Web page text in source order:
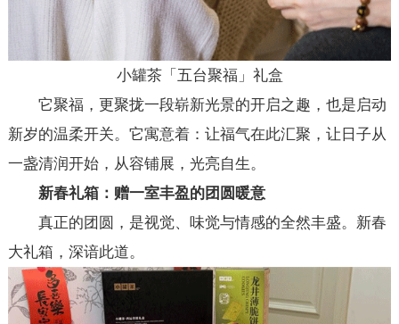
小罐茶「五台聚福」礼盒
它聚福，更聚拢一段崭新光景的开启之趣，也是启动
新岁的温柔开关。它寓意着：让福气在此汇聚，让日子从
一盏清润开始，从容铺展，光亮自生。
新春礼箱：赠一室丰盈的团圆暖意
真正的团圆，是视觉、味觉与情感的全然丰盛。新春
大礼箱，深谙此道。